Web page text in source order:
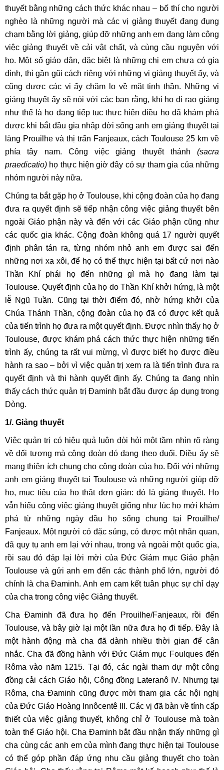
thuyết bằng những cách thức khác nhau – bố thí cho người
nghèo là những người mà các vị giảng thuyết đang đụng
chạm bằng lời giảng, giúp đỡ những anh em đang làm công
việc giảng thuyết về cải vật chất, và cùng cầu nguyện với
họ. Một số giáo dân, đặc biệt là những chị em chưa có gia
đình, thì gần gũi cách riêng với những vị giảng thuyết ấy, và
cũng được các vị ấy chăm lo về mặt tinh thần. Những vị
giảng thuyết ấy sẽ nói với các bạn rằng, khi họ đi rao giảng
như thế là họ đang tiếp tục thực hiện điều họ đã khám phá
được khi bắt đầu gia nhập đời sống anh em giảng thuyết tại
làng Prouilhe và thị trấn Fanjeaux, cách Toulouse 25 km về
phía tây nam. Công việc giảng thuyết thánh (sacra
praedicatio) họ thực hiện giờ đây có sự tham gia của những
nhóm người này nữa.
Chúng ta bắt gặp họ ở Toulouse, khi cộng đoàn của họ đang
đưa ra quyết định sẽ tiếp nhận công việc giảng thuyết bên
ngoài Giáo phận này và đến với các Giáo phận cũng như
các quốc gia khác. Cộng đoàn không quá 17 người quyết
định phân tán ra, từng nhóm nhỏ anh em được sai đến
những nơi xa xôi, để họ có thể thực hiện tại bất cứ nơi nào
Thần Khí phái họ đến những gì mà họ đang làm tại
Toulouse. Quyết định của họ do Thần Khí khởi hứng, là một
lễ Ngũ Tuần. Cũng tại thời điểm đó, nhờ hứng khởi của
Chúa Thánh Thần, cộng đoàn của họ đã có được kết quả
của tiến trình họ đưa ra một quyết định. Được nhìn thấy họ ở
Toulouse, được khám phá cách thức thực hiện những tiến
trình ấy, chúng ta rất vui mừng, vì được biết họ được điều
hành ra sao – bởi vì việc quản trị xem ra là tiến trình đưa ra
quyết định và thi hành quyết định ấy. Chúng ta đang nhìn
thấy cách thức quản trị Đaminh bắt đầu được áp dụng trong
Dòng.
1/. Giảng thuyết
Việc quản trị có hiệu quả luôn đòi hỏi một tầm nhìn rõ ràng
về đối tượng mà cộng đoàn đó đang theo đuổi. Điều ấy sẽ
mang thiện ích chung cho cộng đoàn của họ. Đối với những
anh em giảng thuyết tại Toulouse và những người giúp đỡ
họ, mục tiêu của họ thật đơn giản: đó là giảng thuyết. Họ
vẫn hiểu công việc giảng thuyết giống như lúc họ mới khám
phá từ những ngày đầu họ sống chung tại Prouilhe/
Fanjeaux. Một người có đặc sủng, có được một nhãn quan,
đã quy tụ anh em lại với nhau, trong và ngoài một quốc gia,
rồi sau đó đáp lại lời mời của Đức Giám mục Giáo phận
Toulouse và gửi anh em đến các thành phố lớn, người đó
chính là cha Đaminh. Anh em cam kết tuân phục sự chỉ dạy
của cha trong công việc Giảng thuyết.
Cha Đaminh đã đưa họ đến Prouilhe/Fanjeaux, rồi đến
Toulouse, và bây giờ lại một lần nữa đưa họ đi tiếp. Đây là
một hành động mà cha đã dành nhiều thời gian để cân
nhắc. Cha đã đồng hành với Đức Giám mục Foulques đến
Rôma vào năm 1215. Tại đó, các ngài tham dự một công
đồng cải cách Giáo hội, Công đồng Lateranô IV. Nhưng tại
Rôma, cha Đaminh cũng được mời tham gia các hội nghị
của Đức Giáo Hoàng Innôcentê III. Các vị đã bàn về tính cấp
thiết của việc giảng thuyết, không chỉ ở Toulouse mà toàn
toàn thể Giáo hội. Cha Đaminh bắt đầu nhận thấy những gì
cha cùng các anh em của mình đang thực hiện tại Toulouse
có thể góp phần đáp ứng nhu cầu giảng thuyết cho toàn